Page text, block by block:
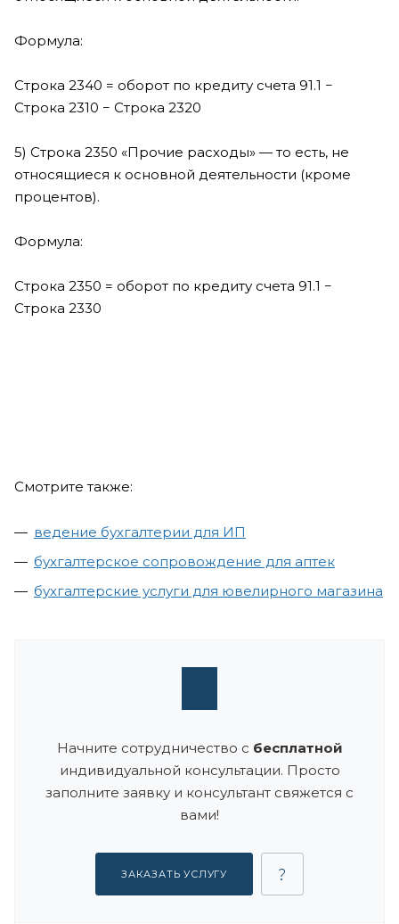
Формула:
Строка 2340 = оборот по кредиту счета 91.1 −
Строка 2310 − Строка 2320
5) Строка 2350 «Прочие расходы» — то есть, не
относящиеся к основной деятельности (кроме
процентов).
Формула:
Строка 2350 = оборот по кредиту счета 91.1 −
Строка 2330
Смотрите также:
ведение бухгалтерии для ИП
бухгалтерское сопровождение для аптек
бухгалтерские услуги для ювелирного магазина
Начните сотрудничество с бесплатной
индивидуальной консультации. Просто
заполните заявку и консультант свяжется с
вами!
ЗАКАЗАТЬ УСЛУГУ